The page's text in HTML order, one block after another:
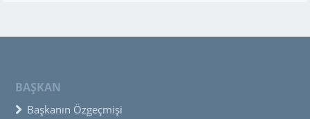
BAŞKAN
Başkanın Özgeçmişi